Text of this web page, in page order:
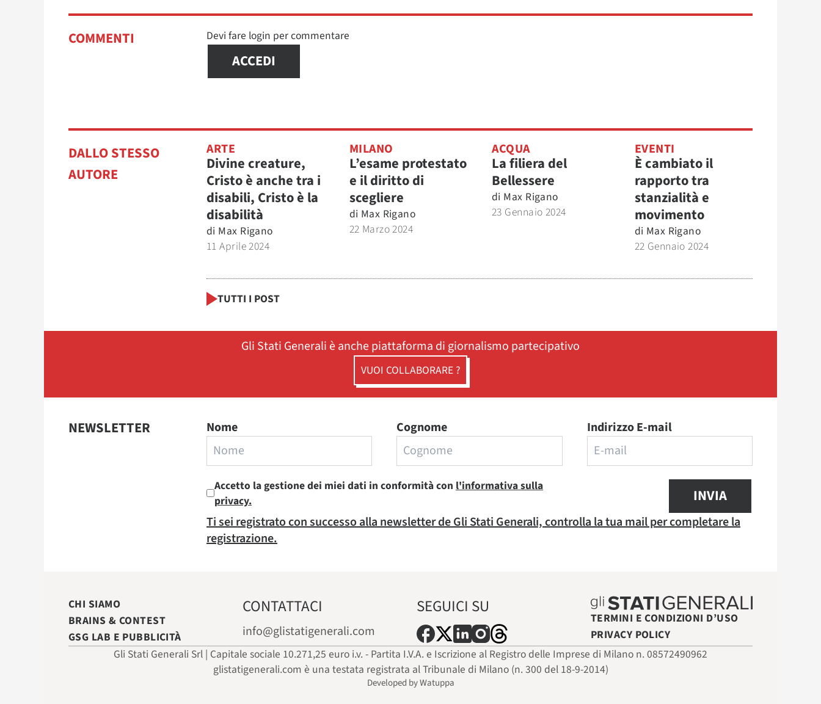
COMMENTI Devi fare login per commentare
ACCEDI
DALLO STESSO
AUTORE
ARTE
Divine creature,
Cristo è anche tra i
disabili, Cristo è la
disabilità
di Max Rigano
11 Aprile 2024
MILANO
L’esame protestato
e il diritto di
scegliere
di Max Rigano
22 Marzo 2024
ACQUA
La filiera del
Bellessere
di Max Rigano
23 Gennaio 2024
EVENTI
È cambiato il
rapporto tra
stanzialità e
movimento
di Max Rigano
22 Gennaio 2024
TUTTI I POST
Gli Stati Generali è anche piattaforma di giornalismo partecipativo
VUOI COLLABORARE ?
NEWSLETTER Nome Cognome Indirizzo E-mail
Accetto la gestione dei miei dati in conformità con l'informativa sulla
privacy.
INVIA
Ti sei registrato con successo alla newsletter de Gli Stati Generali, controlla la tua mail per completare la
registrazione.
CHI SIAMO
BRAINS & CONTEST
GSG LAB E PUBBLICITÀ
CONTATTACI
info@glistatigenerali.com
SEGUICI SU
TERMINI E CONDIZIONI D’USO
PRIVACY POLICY
Gli Stati Generali Srl | Capitale sociale 10.271,25 euro i.v. - Partita I.V.A. e Iscrizione al Registro delle Imprese di Milano n. 08572490962
glistatigenerali.com è una testata registrata al Tribunale di Milano (n. 300 del 18-9-2014)
Developed by Watuppa